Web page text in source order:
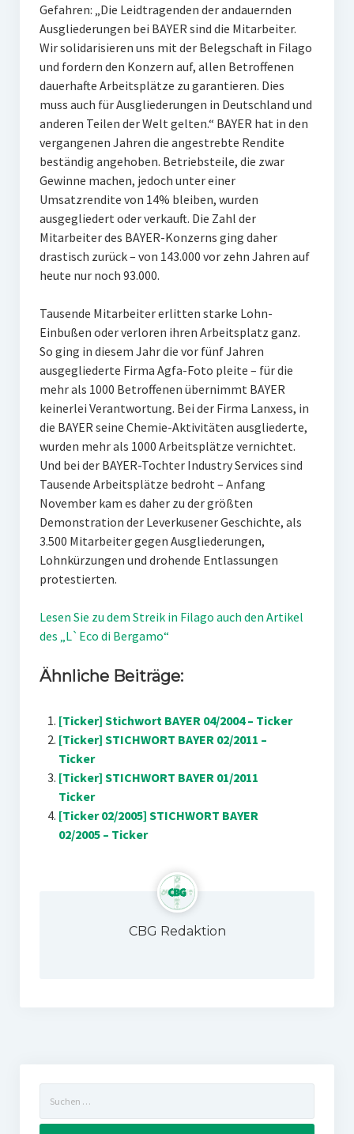
Gefahren: „Die Leidtragenden der andauernden
Ausgliederungen bei BAYER sind die Mitarbeiter.
Wir solidarisieren uns mit der Belegschaft in Filago
und fordern den Konzern auf, allen Betroffenen
dauerhafte Arbeitsplätze zu garantieren. Dies
muss auch für Ausgliederungen in Deutschland und
anderen Teilen der Welt gelten.“ BAYER hat in den
vergangenen Jahren die angestrebte Rendite
beständig angehoben. Betriebsteile, die zwar
Gewinne machen, jedoch unter einer
Umsatzrendite von 14% bleiben, wurden
ausgegliedert oder verkauft. Die Zahl der
Mitarbeiter des BAYER-Konzerns ging daher
drastisch zurück – von 143.000 vor zehn Jahren auf
heute nur noch 93.000.
Tausende Mitarbeiter erlitten starke Lohn-
Einbußen oder verloren ihren Arbeitsplatz ganz.
So ging in diesem Jahr die vor fünf Jahren
ausgegliederte Firma Agfa-Foto pleite – für die
mehr als 1000 Betroffenen übernimmt BAYER
keinerlei Verantwortung. Bei der Firma Lanxess, in
die BAYER seine Chemie-Aktivitäten ausgliederte,
wurden mehr als 1000 Arbeitsplätze vernichtet.
Und bei der BAYER-Tochter Industry Services sind
Tausende Arbeitsplätze bedroht – Anfang
November kam es daher zu der größten
Demonstration der Leverkusener Geschichte, als
3.500 Mitarbeiter gegen Ausgliederungen,
Lohnkürzungen und drohende Entlassungen
protestierten.
Lesen Sie zu dem Streik in Filago auch den Artikel
des „L`Eco di Bergamo“
Ähnliche Beiträge:
[Ticker] Stichwort BAYER 04/2004 – Ticker
[Ticker] STICHWORT BAYER 02/2011 –
Ticker
[Ticker] STICHWORT BAYER 01/2011
Ticker
[Ticker 02/2005] STICHWORT BAYER
02/2005 – Ticker
CBG Redaktion
nach: